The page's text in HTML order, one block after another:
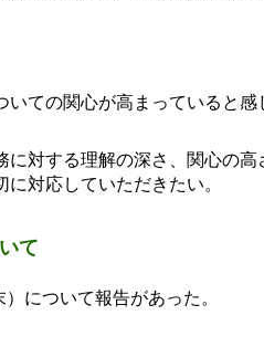
ての関心が高まっていると感
対する理解の深さ、関心の高
対応していただきたい。
て
について報告があった。